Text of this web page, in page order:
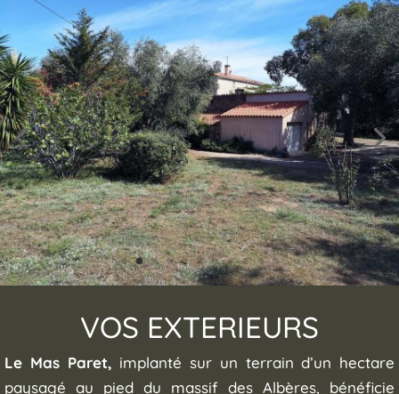
VOS EXTERIEURS
Le Mas Paret, implanté sur un terrain d’un hectare
paysagé au pied du massif des Albères, bénéficie